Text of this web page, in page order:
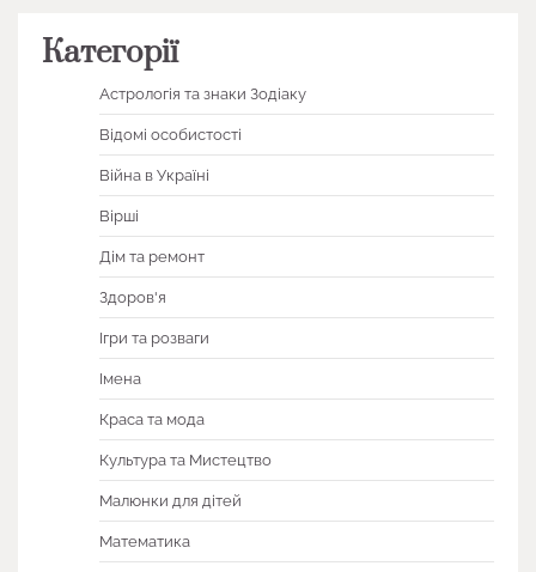
Категорії
Астрологія та знаки Зодіаку
Відомі особистості
Війна в Україні
Вірші
Дім та ремонт
Здоров'я
Ігри та розваги
Імена
Краса та мода
Культура та Мистецтво
Малюнки для дітей
Математика